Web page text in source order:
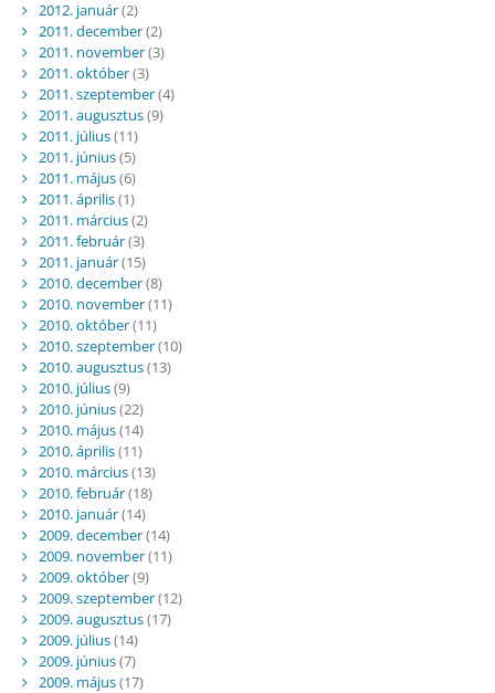
2012. január(2)
2011. december(2)
2011. november(3)
2011. október(3)
2011. szeptember(4)
2011. augusztus(9)
2011. július(11)
2011. június(5)
2011. május(6)
2011. április(1)
2011. március(2)
2011. február(3)
2011. január(15)
2010. december(8)
2010. november(11)
2010. október(11)
2010. szeptember(10)
2010. augusztus(13)
2010. július(9)
2010. június(22)
2010. május(14)
2010. április(11)
2010. március(13)
2010. február(18)
2010. január(14)
2009. december(14)
2009. november(11)
2009. október(9)
2009. szeptember(12)
2009. augusztus(17)
2009. július(14)
2009. június(7)
2009. május(17)